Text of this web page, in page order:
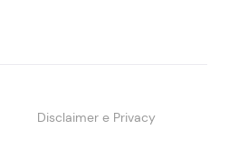
Disclaimer e Privacy